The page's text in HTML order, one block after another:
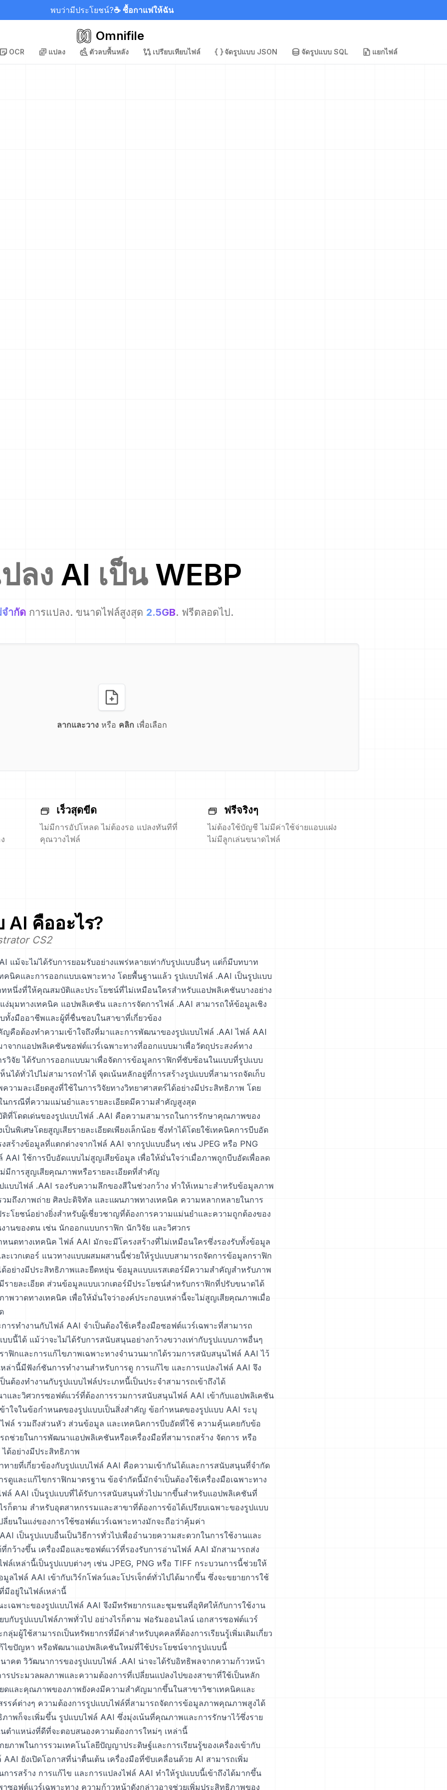
พบว่ามีประโยชน์?☕ ซื้อกาแฟให้ฉัน
Omnifile
OCR แปลง ตัวลบพื้นหลัง เปรียบเทียบไฟล์ จัดรูปแบบ JSON จัดรูปแบบ SQL แยกไฟล์
ลง AI เป็น WEBP
ำกัด การแปลง. ขนาดไฟล์สูงสุด 2.5GB. ฟรีตลอดไป.
ลากและวางหรือ คลิก เพื่อเลือก
เร็วสุดขีด
ไม่มีการอัปโหลด ไม่ต้องรอ แปลงทันทีที่
คุณวางไฟล์
ฟรีจริงๆ
ไม่ต้องใช้บัญชี ไม่มีค่าใช้จ่ายแอบแฝง
ไม่มีลูกเล่นขนาดไฟล์
AI คืออะไร?
CS2
แม้จะไม่ได้รับการยอมรับอย่างแพร่หลายเท่ากับรูปแบบอื่นๆ แต่ก็มีบทบาท
คนิคและการออกแบบเฉพาะทาง โดยพื้นฐานแล้ว รูปแบบไฟล์ .AAI เป็นรูปแบบ
ทหนึ่งที่ให้คุณสมบัติและประโยชน์ที่ไม่เหมือนใครสำหรับแอปพลิเคชันบางอย่าง
ง่มุมทางเทคนิค แอปพลิเคชัน และการจัดการไฟล์ .AAI สามารถให้ข้อมูลเชิง
ทั้งมืออาชีพและผู้ที่ชื่นชอบในสาขาที่เกี่ยวข้อง
ญคือต้องทำความเข้าใจถึงที่มาและการพัฒนาของรูปแบบไฟล์ .AAI ไฟล์ AAI
จากแอปพลิเคชันซอฟต์แวร์เฉพาะทางที่ออกแบบมาเพื่อวัตถุประสงค์ทาง
รวิจัย ได้รับการออกแบบมาเพื่อจัดการข้อมูลกราฟิกที่ซับซ้อนในแบบที่รูปแบบ
นได้ทั่วไปไม่สามารถทำได้ จุดเน้นหลักอยู่ที่การสร้างรูปแบบที่สามารถจัดเก็บ
วามละเอียดสูงที่ใช้ในการวิจัยทางวิทยาศาสตร์ได้อย่างมีประสิทธิภาพ โดย
นกรณีที่ความแม่นยำและรายละเอียดมีความสำคัญสูงสุด
ที่โดดเด่นของรูปแบบไฟล์ .AAI คือความสามารถในการรักษาคุณภาพของ
ป็นพิเศษโดยสูญเสียรายละเอียดเพียงเล็กน้อย ซึ่งทำได้โดยใช้เทคนิคการบีบอัด
สร้างข้อมูลที่แตกต่างจากไฟล์ AAI จากรูปแบบอื่นๆ เช่น JPEG หรือ PNG
AAI ใช้การบีบอัดแบบไม่สูญเสียข้อมูล เพื่อให้มั่นใจว่าเมื่อภาพถูกบีบอัดเพื่อลด
มีการสูญเสียคุณภาพหรือรายละเอียดที่สำคัญ
แบบไฟล์ .AAI รองรับความลึกของสีในช่วงกว้าง ทำให้เหมาะสำหรับข้อมูลภาพ
วมถึงภาพถ่าย ศิลปะดิจิทัล และแผนภาพทางเทคนิค ความหลากหลายในการ
ะโยชน์อย่างยิ่งสำหรับผู้เชี่ยวชาญที่ต้องการความแม่นยำและความถูกต้องของ
านของตน เช่น นักออกแบบกราฟิก นักวิจัย และวิศวกร
นดทางเทคนิค ไฟล์ AAI มักจะมีโครงสร้างที่ไม่เหมือนใครซึ่งรองรับทั้งข้อมูล
ะเวกเตอร์ แนวทางแบบผสมผสานนี้ช่วยให้รูปแบบสามารถจัดการข้อมูลกราฟิก
ด้อย่างมีประสิทธิภาพและยืดหยุ่น ข้อมูลแบบแรสเตอร์มีความสำคัญสำหรับภาพ
ายละเอียด ส่วนข้อมูลแบบเวกเตอร์มีประโยชน์สำหรับกราฟิกที่ปรับขนาดได้
าพวาดทางเทคนิค เพื่อให้มั่นใจว่าองค์ประกอบเหล่านี้จะไม่สูญเสียคุณภาพเมื่อ
ารทำงานกับไฟล์ AAI จำเป็นต้องใช้เครื่องมือซอฟต์แวร์เฉพาะที่สามารถ
บนี้ได้ แม้ว่าจะไม่ได้รับการสนับสนุนอย่างกว้างขวางเท่ากับรูปแบบภาพอื่นๆ
าฟิกและการแก้ไขภาพเฉพาะทางจำนวนมากได้รวมการสนับสนุนไฟล์ AAI ไว้
หล่านี้มีฟังก์ชันการทำงานสำหรับการดู การแก้ไข และการแปลงไฟล์ AAI จึง
นต้องทำงานกับรูปแบบไฟล์ประเภทนี้เป็นประจำสามารถเข้าถึงได้
และวิศวกรซอฟต์แวร์ที่ต้องการรวมการสนับสนุนไฟล์ AAI เข้ากับแอปพลิเคชัน
าใจในข้อกำหนดของรูปแบบเป็นสิ่งสำคัญ ข้อกำหนดของรูปแบบ AAI ระบุ
ไฟล์ รวมถึงส่วนหัว ส่วนข้อมูล และเทคนิคการบีบอัดที่ใช้ ความคุ้นเคยกับข้อ
ถช่วยในการพัฒนาแอปพลิเคชันหรือเครื่องมือที่สามารถสร้าง จัดการ หรือ
ด้อย่างมีประสิทธิภาพ
ทายที่เกี่ยวข้องกับรูปแบบไฟล์ AAI คือความเข้ากันได้และการสนับสนุนที่จำกัด
ดูและแก้ไขกราฟิกมาตรฐาน ข้อจำกัดนี้มักจำเป็นต้องใช้เครื่องมือเฉพาะทาง
ฟล์ AAI เป็นรูปแบบที่ได้รับการสนับสนุนทั่วไปมากขึ้นสำหรับแอปพลิเคชันที่
รก็ตาม สำหรับอุตสาหกรรมและสาขาที่ต้องการข้อได้เปรียบเฉพาะของรูปแบบ
ลี่ยนในแง่ของการใช้ซอฟต์แวร์เฉพาะทางมักจะถือว่าคุ้มค่า
เป็นรูปแบบอื่นเป็นวิธีการทั่วไปเพื่ออำนวยความสะดวกในการใช้งานและ
กว้างขึ้น เครื่องมือและซอฟต์แวร์ที่รองรับการอ่านไฟล์ AAI มักสามารถส่ง
ล์เหล่านี้เป็นรูปแบบต่างๆ เช่น JPEG, PNG หรือ TIFF กระบวนการนี้ช่วยให้
ลไฟล์ AAI เข้ากับเวิร์กโฟลว์และโปรเจ็กต์ทั่วไปได้มากขึ้น ซึ่งจะขยายการใช้
มีอยู่ในไฟล์เหล่านี้
ะเฉพาะของรูปแบบไฟล์ AAI จึงมีทรัพยากรและชุมชนที่อุทิศให้กับการใช้งาน
บกับรูปแบบไฟล์ภาพทั่วไป อย่างไรก็ตาม ฟอรัมออนไลน์ เอกสารซอฟต์แวร์
กลุ่มผู้ใช้สามารถเป็นทรัพยากรที่มีค่าสำหรับบุคคลที่ต้องการเรียนรู้เพิ่มเติมเกี่ยว
ไขปัญหา หรือพัฒนาแอปพลิเคชันใหม่ที่ใช้ประโยชน์จากรูปแบบนี้
นาคต วิวัฒนาการของรูปแบบไฟล์ .AAI น่าจะได้รับอิทธิพลจากความก้าวหน้า
รประมวลผลภาพและความต้องการที่เปลี่ยนแปลงไปของสาขาที่ใช้เป็นหลัก
ยดและคุณภาพของภาพยังคงมีความสำคัญมากขึ้นในสาขาวิชาเทคนิคและ
รรค์ต่างๆ ความต้องการรูปแบบไฟล์ที่สามารถจัดการข้อมูลภาพคุณภาพสูงได้
ภาพก็จะเพิ่มขึ้น รูปแบบไฟล์ AAI ซึ่งมุ่งเน้นที่คุณภาพและการรักษาไว้ซึ่งราย
นตำแหน่งที่ดีที่จะตอบสนองความต้องการใหม่ๆ เหล่านี้
ยภาพในการรวมเทคโนโลยีปัญญาประดิษฐ์และการเรียนรู้ของเครื่องเข้ากับ
AAI ยังเปิดโอกาสที่น่าตื่นเต้น เครื่องมือที่ขับเคลื่อนด้วย AI สามารถเพิ่ม
ารสร้าง การแก้ไข และการแปลงไฟล์ AAI ทำให้รูปแบบนี้เข้าถึงได้มากขึ้น
ซอฟต์แวร์เฉพาะทาง ความก้าวหน้าดังกล่าวอาจช่วยเพิ่มประสิทธิภาพของ